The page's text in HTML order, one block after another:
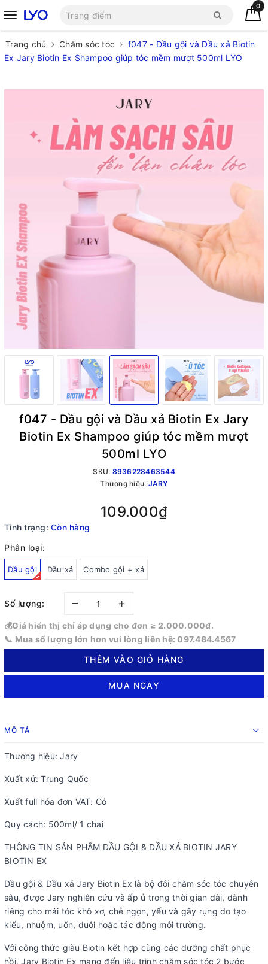
0
Trang chủ Chăm sóc tóc
f047 - Dầu gội và Dầu xả Biotin
Ex Jary Biotin Ex Shampoo giúp tóc mềm mượt 500ml LYO
f047 - Dầu gội và Dầu xả Biotin Ex Jary
Biotin Ex Shampoo giúp tóc mềm mượt
500ml LYO
SKU: 8936228463544
Thương hiệu: JARY
109.000₫
Tình trạng: Còn hàng
Phân loại:
Dầu gội Dầu xả Combo gội + xả
Số lượng: – +
💰Giá hiển thị chỉ áp dụng cho đơn ≥ 2.000.000đ.
📞 Mua số lượng lớn hơn vui lòng liên hệ: 097.484.4567
THÊM VÀO GIỎ HÀNG
MUA NGAY
MÔ TẢ
Thương hiệu: Jary
Xuất xứ: Trung Quốc
Xuất full hóa đơn VAT: Có
Quy cách: 500ml/ 1 chai
THÔNG TIN SẢN PHẨM DẦU GỘI & DẦU XẢ BIOTIN JARY
BIOTIN EX
Dầu gội & Dầu xả Jary Biotin Ex là bộ đôi chăm sóc tóc chuyên
sâu, được Jary nghiên cứu và ấp ủ trong thời gian dài, dành
riêng cho mái tóc khô xơ, chẻ ngọn, yếu và gãy rụng do tạo
kiểu, nhuộm, uốn, duỗi hoặc tác động môi trường.
Với công thức giàu Biotin kết hợp cùng các dưỡng chất phục
hồi, Jary Biotin Ex mang đến liệu trình chăm sóc tóc 2 bước